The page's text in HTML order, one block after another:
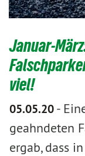
Januar-
viel!
05.05.20-
geahndeten
ergab, dass